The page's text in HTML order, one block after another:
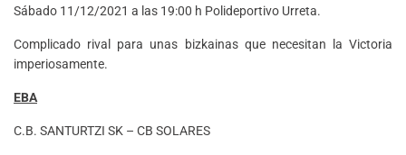
Sábado 11/12/2021 a las 19:00 h Polideportivo Urreta.
Complicado rival para unas bizkainas que necesitan la Victoria
imperiosamente.
EBA
C.B. SANTURTZI SK – CB SOLARES